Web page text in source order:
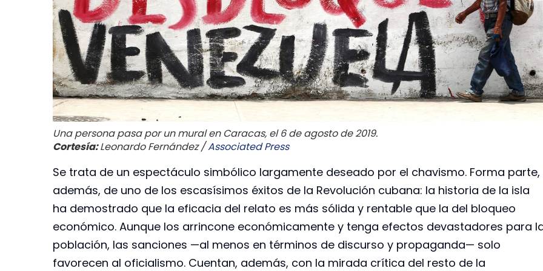
Una persona pasa por un mural en Caracas, el 6 de agosto de 2019.
Cortesía:Leonardo Fernández /Associated Press
Se trata de un espectáculo simbólico largamente deseado por el chavismo. Forma parte,
además, de uno de los escasísimos éxitos de la Revolución cubana: la historia de la isla
ha demostrado que la eficacia del relato es más sólida y rentable que la del bloqueo
económico. Aunque los arrincone económicamente y tenga efectos devastadores para
población, las sanciones —al menos en términos de discurso y propaganda— solo
favorecen al oficialismo. Cuentan, además, con la mirada crítica del resto de la